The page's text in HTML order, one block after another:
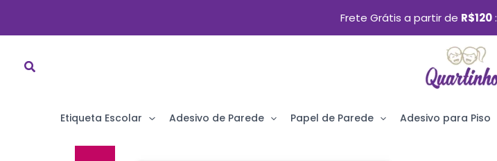
Ir
Frete Grátis a partir de R$120
Etiqueta Escolar Adesivo de Parede Papel de Parede Adesivo para Piso